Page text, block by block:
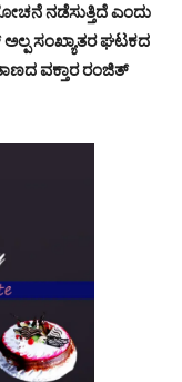
ನಡೆಸುತ್ತಿದೆ ಎಂದು
ಅಲ್ಪ ಸಂಖ್ಯಾತರ ಘಟಕದ
ವಕ್ತಾರ ರಂಜಿತ್